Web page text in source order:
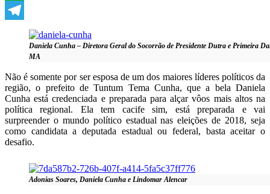
WhatsApp
Telegram
Daniela Cunha – Diretora Geral do Socorrão de Presidente Dutra e Primeira
MA
Não é somente por ser esposa de um dos maiores líderes políticos da
região, o prefeito de Tuntum Tema Cunha, que a bela Daniela
Cunha está credenciada e preparada para alçar vôos mais altos na
política regional. Ela tem cacife sim, está preparada e vai
surpreender o mundo político estadual nas eleições de 2018, seja
como candidata a deputada estadual ou federal, basta aceitar o
desafio.
Adonias Soares, Daniela Cunha e Lindomar Alencar